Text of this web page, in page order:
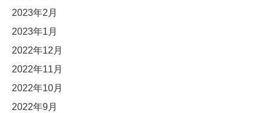
2023年2月
2023年1月
2022年12月
2022年11月
2022年10月
2022年9月